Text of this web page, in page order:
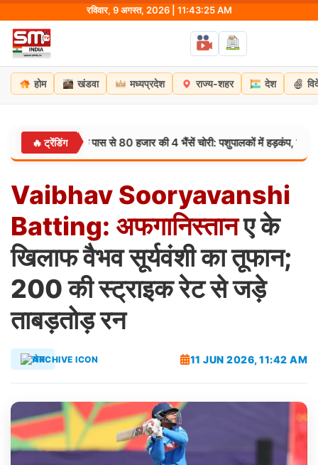
content
रविवार, 9 अगस्त, 2026 | 11:43:26 AM
होम खंडवा मध्यप्रदेश राज्य-शहर देश
🔥 ट्रेंडिंग
तालाब के पास से 80 हजार की 4 भैंसें चोरी: पशुपालकों में हड़कंप, सिहोरा पुलिस को
Vaibhav Sooryavanshi
Batting: अफगानिस्तानए के
खिलाफ वैभव सूर्यवंशी का तूफान;
200 की स्ट्राइक रेट से जड़े
ताबड़तोड़ रन
खेल 11 JUN 2026, 11:42 AM